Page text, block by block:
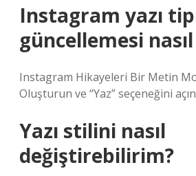
Instagram yazı
güncellemesi nasıl
Instagram Hikayeleri Bir Metin
Oluşturun ve “Yaz” seçeneğini
Yazı stilini nasıl
değiştirebilirim?